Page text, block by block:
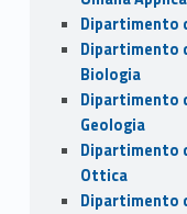
Dipartimento
Dipartimento
Biologia
Dipartimento
Geologia
Dipartimento
Ottica
Dipartimento